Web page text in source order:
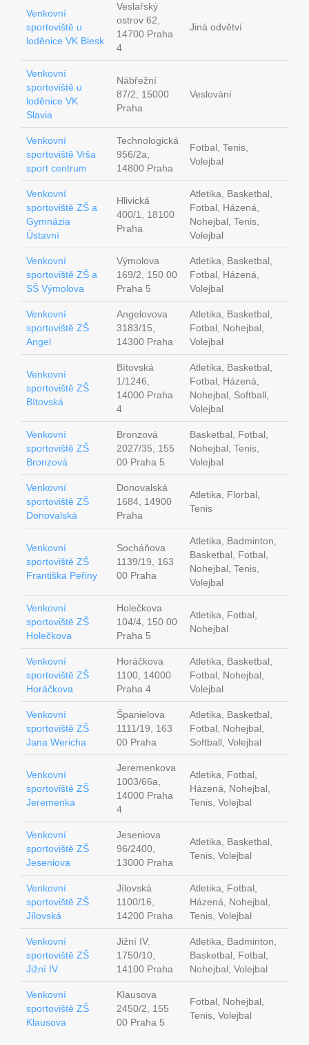
Venkovní
sportoviště u
loděnice VK Blesk
Veslařský
ostrov 62,
14700 Praha
4
Jiná odvětví
Venkovní
sportoviště u
loděnice VK
Slavia
Nábřežní
87/2, 15000
Praha
Veslování
Venkovní
sportoviště Vrša
sport centrum
Technologická
956/2a,
14800 Praha
Fotbal, Tenis,
Volejbal
Venkovní
sportoviště ZŠ a
Gymnázia
Ústavní
Hlivická
400/1, 18100
Praha
Atletika, Basketbal,
Fotbal, Házená,
Nohejbal, Tenis,
Volejbal
Venkovní
sportoviště ZŠ a
SŠ Výmolova
Výmolova
169/2, 150 00
Praha 5
Atletika, Basketbal,
Fotbal, Házená,
Volejbal
Venkovní
sportoviště ZŠ
Angel
Angelovova
3183/15,
14300 Praha
Atletika, Basketbal,
Fotbal, Nohejbal,
Volejbal
Venkovní
sportoviště ZŠ
Bítovská
Bítovská
1/1246,
14000 Praha
4
Atletika, Basketbal,
Fotbal, Házená,
Nohejbal, Softball,
Volejbal
Venkovní
sportoviště ZŠ
Bronzová
Bronzová
2027/35, 155
00 Praha 5
Basketbal, Fotbal,
Nohejbal, Tenis,
Volejbal
Venkovní
sportoviště ZŠ
Donovalská
Donovalská
1684, 14900
Praha
Atletika, Florbal,
Tenis
Venkovní
sportoviště ZŠ
Františka Peřiny
Socháňova
1139/19, 163
00 Praha
Atletika, Badminton,
Basketbal, Fotbal,
Nohejbal, Tenis,
Volejbal
Venkovní
sportoviště ZŠ
Holečkova
Holečkova
104/4, 150 00
Praha 5
Atletika, Fotbal,
Nohejbal
Venkovní
sportoviště ZŠ
Horáčkova
Horáčkova
1100, 14000
Praha 4
Atletika, Basketbal,
Fotbal, Nohejbal,
Volejbal
Venkovní
sportoviště ZŠ
Jana Wericha
Španielova
1111/19, 163
00 Praha
Atletika, Basketbal,
Fotbal, Nohejbal,
Softball, Volejbal
Venkovní
sportoviště ZŠ
Jeremenka
Jeremenkova
1003/66a,
14000 Praha
4
Atletika, Fotbal,
Házená, Nohejbal,
Tenis, Volejbal
Venkovní
sportoviště ZŠ
Jeseniova
Jeseniova
96/2400,
13000 Praha
Atletika, Basketbal,
Tenis, Volejbal
Venkovní
sportoviště ZŠ
Jílovská
Jílovská
1100/16,
14200 Praha
Atletika, Fotbal,
Házená, Nohejbal,
Tenis, Volejbal
Venkovní
sportoviště ZŠ
Jižní IV.
Jižní IV.
1750/10,
14100 Praha
Atletika, Badminton,
Basketbal, Fotbal,
Nohejbal, Volejbal
Venkovní
sportoviště ZŠ
Klausova
Klausova
2450/2, 155
00 Praha 5
Fotbal, Nohejbal,
Tenis, Volejbal